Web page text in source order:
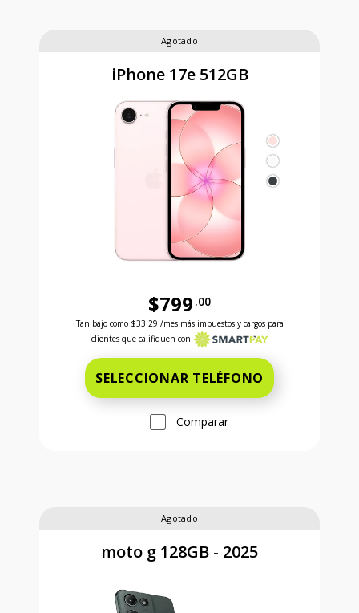
Agotado
iPhone 17e 512GB
$799 .00
Antes el precio era 799 dollars and 00 cents
Tan bajo como $33.29 /mes más impuestos y cargos para
clientes que califiquen con
SELECCIONAR TELÉFONO
Comparar
Agotado
moto g 128GB - 2025